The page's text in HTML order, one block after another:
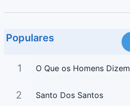
Populares
1 O Que os Homens Dizem
2 Santo Dos Santos